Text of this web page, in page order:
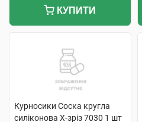
КУПИТИ
Курносики Соска кругла
силіконова X-зріз 7030 1 шт